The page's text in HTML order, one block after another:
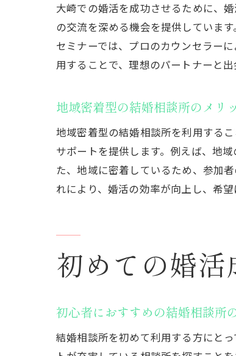
安心
結婚
大崎
大崎での婚活を成功させるために、
の交流を深める機会を提供していま
セミナーでは、プロのカウンセラー
用することで、理想のパートナーと出
地域密着型の結婚相談所のメリ
地域密着型の結婚相談所を利用する
サポートを提供します。例えば、地
た、地域に密着しているため、参加
れにより、婚活の効率が向上し、希
初めての婚
初心者におすすめの結婚相談所
結婚相談所を初めて利用する方にと